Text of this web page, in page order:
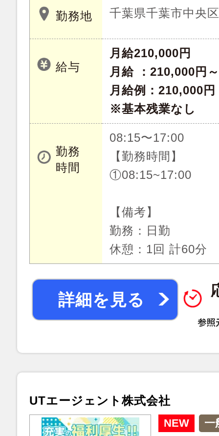
勤務地 千葉県千葉市中央区
給与
月給210,000円
月給 ：210,000円～
月給例：210,000
※基本残業なし
勤務
時間
08:15〜17:00
【勤務時間】
①08:15~17:00
【備考】
勤務：日勤
休憩：1回 計60分
詳細を見る
UTエージェント株式会社
NEW 一